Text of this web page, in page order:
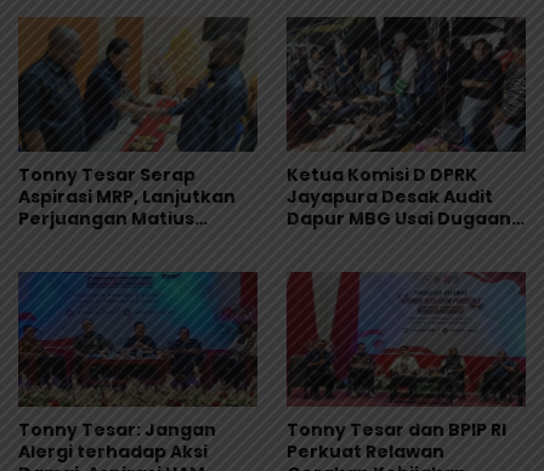
Tonny Tesar Serap
Aspirasi MRP, Lanjutkan
Perjuangan Matius
Masyarakat Adat
Ketua Komisi D DPRK
Jayapura Desak Audit
Dapur MBG Usai Dugaan
Tonny Tesar: Jangan
Alergi terhadap Aksi
Tonny Tesar dan BPIP RI
Perkuat Relawan